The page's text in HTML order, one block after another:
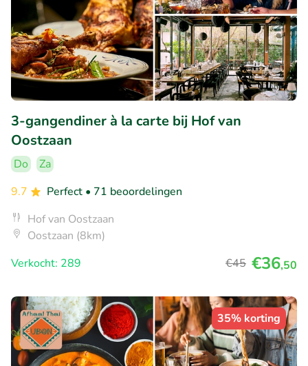
3-gangendiner à la carte bij Hof van
Oostzaan
Do
Za
9.7
Perfect • 71 beoordelingen
Hof van Oostzaan
Oostzaan (8km)
Verkocht: 289
€45 €36,50
35% korting